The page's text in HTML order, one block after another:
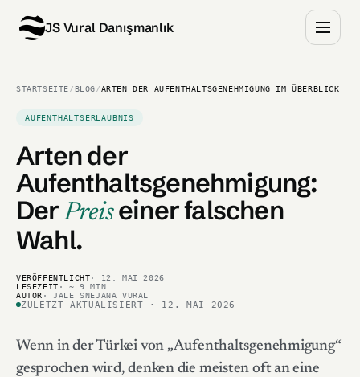
JS Vural Danışmanlık
STARTSEITE /BLOG /ARTEN DER AUFENTHALTSGENEHMIGUNG IM ÜBERBLICK
AUFENTHALTSERLAUBNIS
Arten der
Aufenthaltsgenehmigung:
DerPreiseiner falschen
Wahl.
VERÖFFENTLICHT· 12. MAI 2026
LESEZEIT · ~ 9 MIN.
AUTOR · JALE SNEJANA VURAL
ZULETZT AKTUALISIERT · 12. MAI 2026
Wenn in der Türkei von „Aufenthaltsgenehmigung“
gesprochen wird, denken die meisten oft an eine